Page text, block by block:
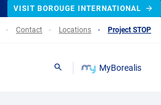
VISIT BOROUGE INTERNATIONAL
Contact Locations Project STOP
Search MyBorealis